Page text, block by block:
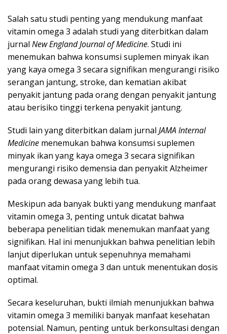
Salah satu studi penting yang mendukung manfaat
vitamin omega 3 adalah studi yang diterbitkan dalam
jurnal New England Journal of Medicine. Studi ini
menemukan bahwa konsumsi suplemen minyak ikan
yang kaya omega 3 secara signifikan mengurangi risiko
serangan jantung, stroke, dan kematian akibat
penyakit jantung pada orang dengan penyakit jantung
atau berisiko tinggi terkena penyakit jantung.
Studi lain yang diterbitkan dalam jurnal JAMA Internal
Medicine menemukan bahwa konsumsi suplemen
minyak ikan yang kaya omega 3 secara signifikan
mengurangi risiko demensia dan penyakit Alzheimer
pada orang dewasa yang lebih tua.
Meskipun ada banyak bukti yang mendukung manfaat
vitamin omega 3, penting untuk dicatat bahwa
beberapa penelitian tidak menemukan manfaat yang
signifikan. Hal ini menunjukkan bahwa penelitian lebih
lanjut diperlukan untuk sepenuhnya memahami
manfaat vitamin omega 3 dan untuk menentukan dosis
optimal.
Secara keseluruhan, bukti ilmiah menunjukkan bahwa
vitamin omega 3 memiliki banyak manfaat kesehatan
potensial. Namun, penting untuk berkonsultasi dengan